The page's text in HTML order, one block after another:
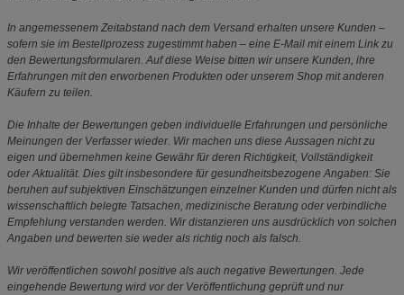
In angemessenem Zeitabstand nach dem Versand erhalten unsere Kunden –
sofern sie im Bestellprozess zugestimmt haben – eine E-Mail mit einem Link zu
den Bewertungsformularen. Auf diese Weise bitten wir unsere Kunden, ihre
Erfahrungen mit den erworbenen Produkten oder unserem Shop mit anderen
Käufern zu teilen.
Die Inhalte der Bewertungen geben individuelle Erfahrungen und persönliche
Meinungen der Verfasser wieder. Wir machen uns diese Aussagen nicht zu
eigen und übernehmen keine Gewähr für deren Richtigkeit, Vollständigkeit
oder Aktualität. Dies gilt insbesondere für gesundheitsbezogene Angaben: Sie
beruhen auf subjektiven Einschätzungen einzelner Kunden und dürfen nicht als
wissenschaftlich belegte Tatsachen, medizinische Beratung oder verbindliche
Empfehlung verstanden werden. Wir distanzieren uns ausdrücklich von solchen
Angaben und bewerten sie weder als richtig noch als falsch.
Wir veröffentlichen sowohl positive als auch negative Bewertungen. Jede
eingehende Bewertung wird vor der Veröffentlichung geprüft und nur